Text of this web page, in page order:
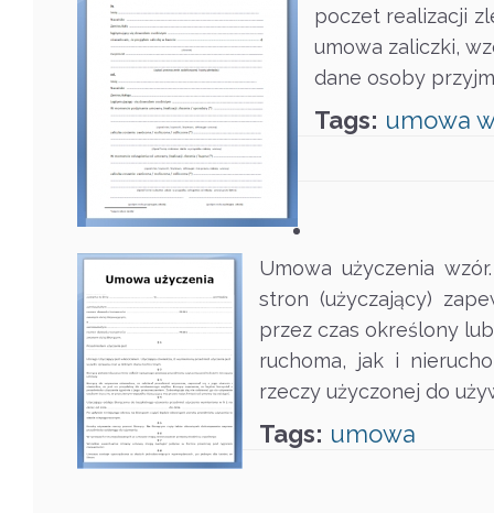
poczet realizacji
umowa zaliczki,
dane osoby
Tags: umowa
Umowa użyczenia
stron (użyczający)
przez czas określony
ruchoma, jak i
rzeczy użyczonej do
Tags: umowa